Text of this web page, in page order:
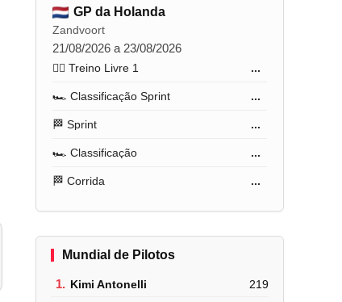
GP da Holanda
Zandvoort
21/08/2026 a 23/08/2026
🏋️‍♂️ Treino Livre 1 ...
🏎️ Classificação Sprint ...
🏁 Sprint ...
🏎️ Classificação ...
🏁 Corrida ...
Mundial de Pilotos
1. Kimi Antonelli 219